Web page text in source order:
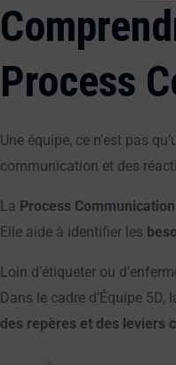
Process
Une équipe, ce n’est pas
communication et des
La Process
Elle aide à identifier les
Loin d’étiqueter ou
Dans le cadre d’Équipe
des repères et des leviers